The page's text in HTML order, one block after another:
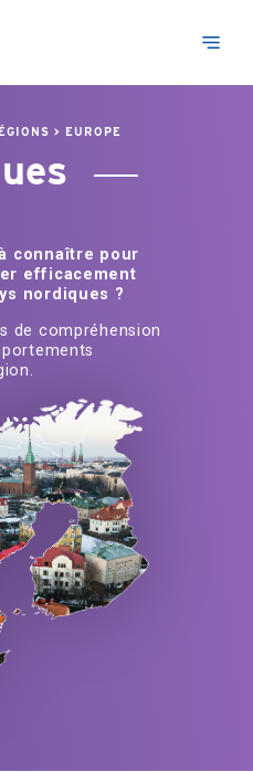
> EUROPE
connaître pour
efficacement
nordiques ?
de compréhension